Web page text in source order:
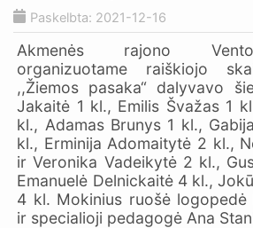
Paskelbta: 2021-12-16
Akmenės rajono
organizuotame raiškiojo
,,Žiemos pasaka“ dalyvavo
Jakaitė 1 kl., Emilis Švažas 1
kl., Adamas Brunys 1 kl.,
kl., Erminija Adomaitytė 2 kl.,
ir Veronika Vadeikytė 2 kl.,
Emanuelė Delnickaitė 4 kl.,
4 kl. Mokinius ruošė logopedė
ir specialioji pedagogė Ana